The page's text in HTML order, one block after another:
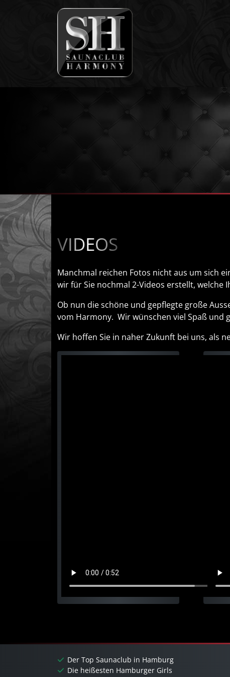
VIDEOS
Manchmal reichen Fotos nicht aus um sich
wir für Sie nochmal 2-Videos erstellt,
Ob nun die schöne und gepflegte große
vom Harmony. Wir wünschen viel Spaß und
Wir hoffen Sie in naher Zukunft bei uns, als
Der Top Saunaclub in Hamburg
Die heißesten Hamburger Girls